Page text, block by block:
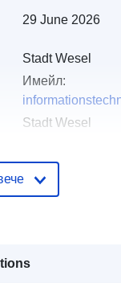
29 June 2026
Stadt Wesel
Имейл:
Stadt Wesel
Имейл: